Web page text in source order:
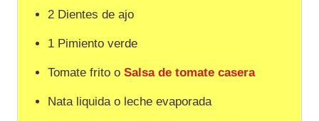
2 Dientes de ajo
1 Pimiento verde
Tomate frito o Salsa de tomate casera
Nata liquida o leche evaporada